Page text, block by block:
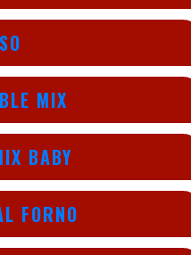
MIX
BABY
FORNO